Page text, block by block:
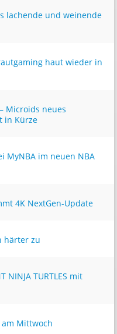
lachende und weinende
haut wieder in
Microids neues
in Kürze
MyNBA im neuen NBA
4K NextGen-Update
härter zu
NINJA TURTLES mit
am Mittwoch